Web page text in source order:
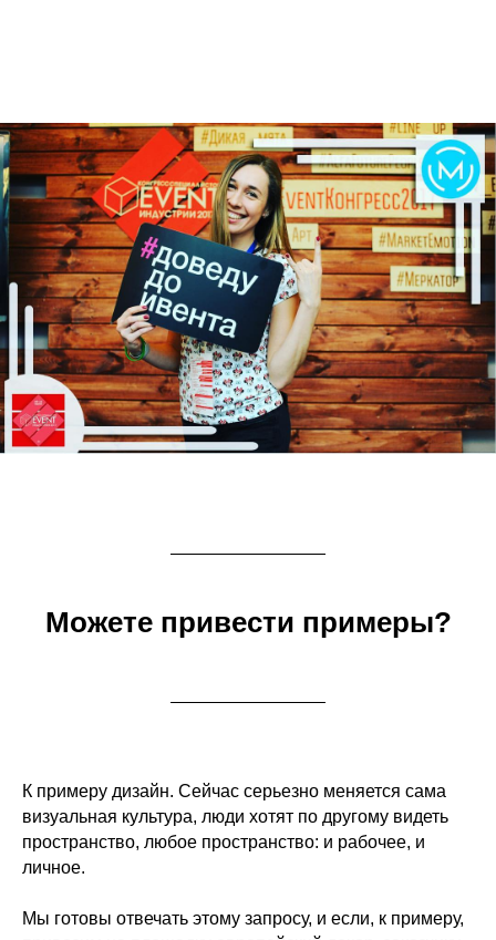
Можете привести примеры?
К примеру дизайн. Сейчас серьезно меняется сама
визуальная культура, люди хотят по другому видеть
пространство, любое пространство: и рабочее, и
личное.
Мы готовы отвечать этому запросу, и если, к примеру,